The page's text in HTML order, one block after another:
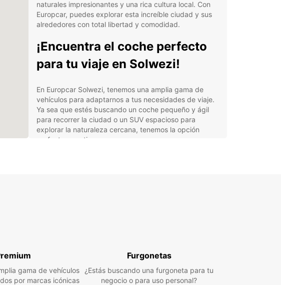
naturales impresionantes y una rica cultura local. Con
Europcar, puedes explorar esta increíble ciudad y sus
alrededores con total libertad y comodidad.
¡Encuentra el coche perfecto
para tu viaje en Solwezi!
En Europcar Solwezi, tenemos una amplia gama de
vehículos para adaptarnos a tus necesidades de viaje.
Ya sea que estés buscando un coche pequeño y ágil
para recorrer la ciudad o un SUV espacioso para
explorar la naturaleza cercana, tenemos la opción
perfecta para ti.
Conveniencia de recoger y devolver el coche en
gama de vehículos
por marcas icónicas
Furgonetas
¿Estás buscando una furgoneta para tu
negocio o para uso personal?